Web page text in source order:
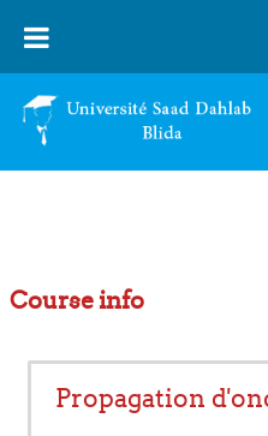
Course info
Propagation